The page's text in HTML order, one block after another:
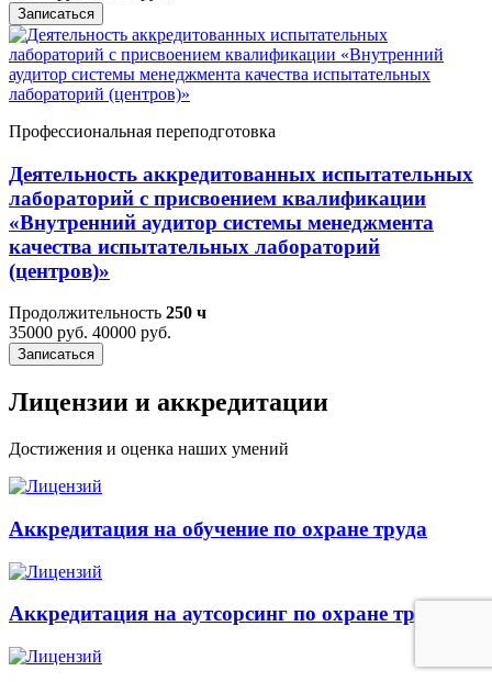
Записаться
Профессиональная переподготовка
Деятельность аккредитованных испытательных
лабораторий с присвоением квалификации
«Внутренний аудитор системы менеджмента
качества испытательных лабораторий
(центров)»
Продолжительность 250 ч
35000 руб. 40000 руб.
Записаться
Лицензии и аккредитации
Достижения и оценка наших умений
Аккредитация на обучение по охране труда
Аккредитация на аутсорсинг по охране труда